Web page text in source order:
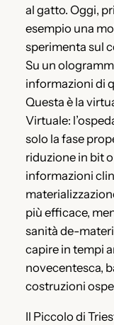
al gatto. Oggi,
esempio una
sperimenta sul
Su un
informazioni di
Questa è la
Virtuale:
solo la fase
riduzione in bit
informazioni
più efficace,
sanità de-
capire in tempi
novecentesca,
costruzioni
Il Piccolo di